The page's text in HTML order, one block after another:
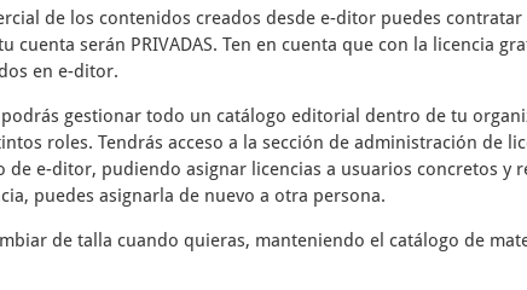
de los contenidos creados desde e-ditor puedes
cuenta serán PRIVADAS. Ten en cuenta que con la licencia
en e-ditor.
gestionar todo un catálogo editorial dentro de tu
roles. Tendrás acceso a la sección de administración de
de e-ditor, pudiendo asignar licencias a usuarios concretos y
puedes asignarla de nuevo a otra persona.
de talla cuando quieras, manteniendo el catálogo de